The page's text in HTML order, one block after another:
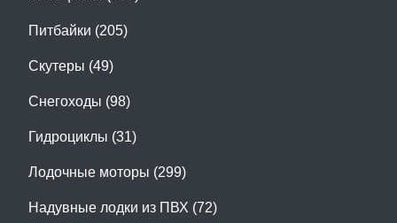
Питбайки (205)
Скутеры (49)
Снегоходы (98)
Гидроциклы (31)
Лодочные моторы (299)
Надувные лодки из ПВХ (72)